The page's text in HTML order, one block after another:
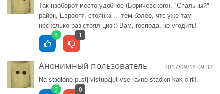
Так наоборот место удобное (Боричевского). "Спальный"
район, Евроопт, стоянка ... тем более, что уже там
несколько раз стоял цирк! Вам, господа, не угодить!
6 1
Анонимный пользователь 2017/09/16 09:33
Na stadione pustj vistupajut vse ravno stadion kak cirk!
5 0